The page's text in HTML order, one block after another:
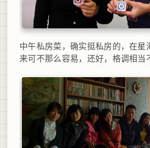
中午私房菜，确实挺私房的，在星
来可不那么容易，还好，格调相当